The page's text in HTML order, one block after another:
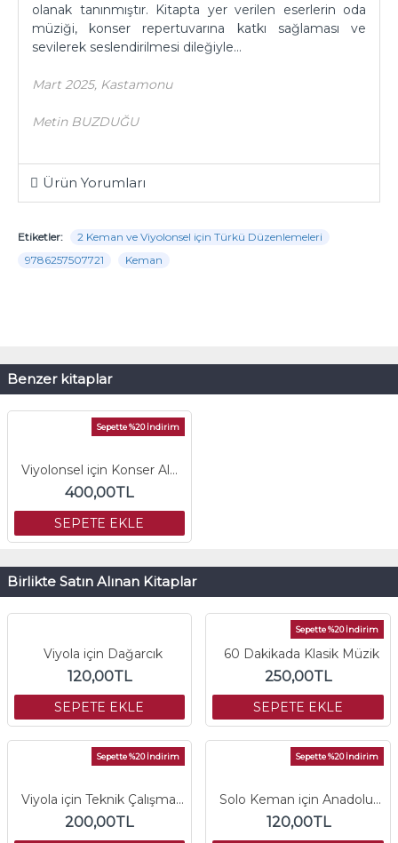
olanak tanınmıştır. Kitapta yer verilen eserlerin oda
müziği, konser repertuvarına katkı sağlaması ve
sevilerek seslendirilmesi dileğiyle…
Mart 2025, Kastamonu
Metin BUZDUĞU
Ürün Yorumları
Etiketler:
2 Keman ve Viyolonsel için Türkü Düzenlemeleri
9786257507721
Keman
Benzer kitaplar
Sepette %20 İndirim
Viyolonsel için Konser Albümü (PDF)
400,00TL
SEPETE EKLE
Birlikte Satın Alınan Kitaplar
Viyola için Dağarcık
120,00TL
SEPETE EKLE
Sepette %20 İndirim
60 Dakikada Klasik Müzik
250,00TL
SEPETE EKLE
Sepette %20 İndirim
Viyola için Teknik Çalışmalar
200,00TL
Sepette %20 İndirim
Solo Keman için Anadolu'nun Yankıları
120,00TL